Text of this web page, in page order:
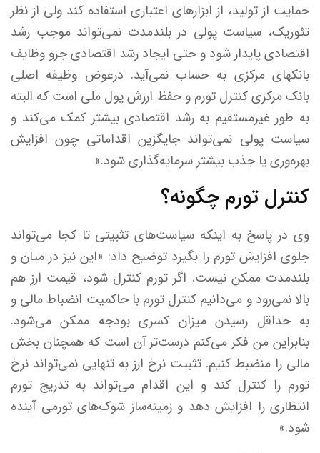
حمایت از تولید، از ابزارهای اعتباری استفاده کند ولی از نظر
تئوریک، سیاست پولی در بلندمدت نمی‌تواند موجب رشد
اقتصادی پایدار شود و حتی ایجاد رشد اقتصادی جزو وظایف
بانکهای مرکزی به حساب نمی‌آید. درعوض وظیفه اصلی
بانک مرکزی کنترل تورم و حفظ ارزش پول ملی است که البته
به طور غیرمستقیم به رشد اقتصادی بیشتر کمک می‌کند و
سیاست پولی نمی‌تواند جایگزین اقداماتی چون افزایش
بهره‌وری یا جذب بیشتر سرمایه‌گذاری شود.»
کنترل تورم چگونه؟
وی در پاسخ به اینکه سیاست‌های تثبیتی تا کجا می‌تواند
جلوی افزایش تورم را بگیرد توضیح داد: «این نیز در میان و
بلندمدت ممکن نیست. اگر تورم کنترل شود، قیمت ارز هم
بالا نمی‌رود و می‌دانیم کنترل تورم با حاکمیت انضباط مالی و
به حداقل رسیدن میزان کسری بودجه ممکن می‌شود.
بنابراین من فکر می‌کنم درست‌تر آن است که همچنان بخش
مالی را منضبط کنیم. تثبیت نرخ ارز به تنهایی نمی‌تواند نرخ
تورم را کنترل کند و این اقدام می‌تواند به تدریج تورم
انتظاری را افزایش دهد و زمینه‌ساز شوک‌های تورمی آینده
شود.»